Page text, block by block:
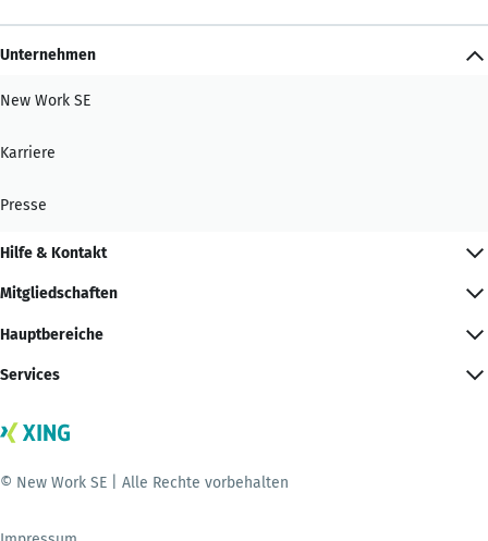
Unternehmen
New Work SE
Karriere
Presse
Hilfe & Kontakt
Mitgliedschaften
Hauptbereiche
Services
© New Work SE | Alle Rechte vorbehalten